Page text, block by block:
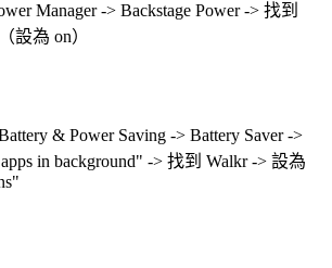
Manager -> Backstage Power -> 找到
設為 on）
& Power Saving -> Battery Saver ->
in background" -> 找到 Walkr -> 設為